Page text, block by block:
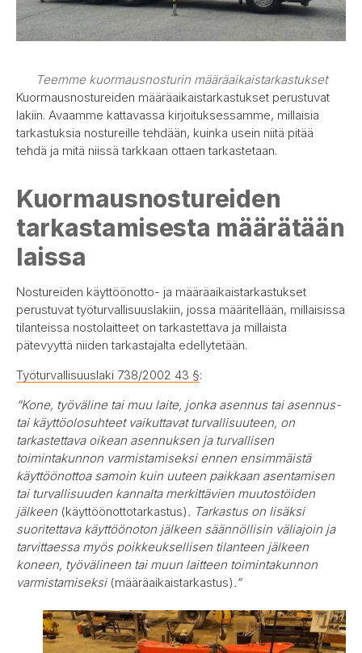
Teemme kuormausnosturin määräaikaistarkastukset
Kuormausnostureiden määräaikaistarkastukset perustuvat
lakiin. Avaamme kattavassa kirjoituksessamme, millaisia
tarkastuksia nostureille tehdään, kuinka usein niitä pitää
tehdä ja mitä niissä tarkkaan ottaen tarkastetaan.
Kuormausnostureiden
tarkastamisesta määrätään
laissa
Nostureiden käyttöönotto- ja määräaikaistarkastukset
perustuvat työturvallisuuslakiin, jossa määritellään, millaisissa
tilanteissa nostolaitteet on tarkastettava ja millaista
pätevyyttä niiden tarkastajalta edellytetään.
Työturvallisuuslaki 738/2002 43 §:
”Kone, työväline tai muu laite, jonka asennus tai asennus-
tai käyttöolosuhteet vaikuttavat turvallisuuteen, on
tarkastettava oikean asennuksen ja turvallisen
toimintakunnon varmistamiseksi ennen ensimmäistä
käyttöönottoa samoin kuin uuteen paikkaan asentamisen
tai turvallisuuden kannalta merkittävien muutostöiden
jälkeen (käyttöönottotarkastus). Tarkastus on lisäksi
suoritettava käyttöönoton jälkeen säännöllisin väliajoin ja
tarvittaessa myös poikkeuksellisen tilanteen jälkeen
koneen, työvälineen tai muun laitteen toimintakunnon
varmistamiseksi (määräaikaistarkastus).”